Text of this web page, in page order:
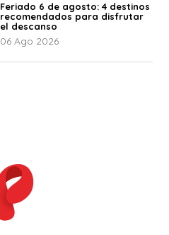
Feriado 6 de agosto: 4 destinos
recomendados para disfrutar
el descanso
06 Ago 2026